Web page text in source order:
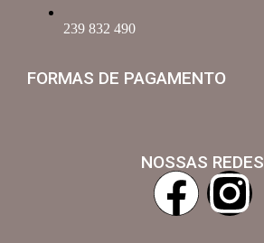
239 832 490
FORMAS DE PAGAMENTO
NOSSAS REDES